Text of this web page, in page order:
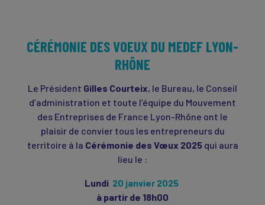
CÉRÉMONIE DES VOEUX DU MEDEF LYON-
RHÔNE
Le Président Gilles Courteix, le Bureau, le Conseil
d’administration et toute l’équipe du Mouvement
des Entreprises de France Lyon-Rhône ont le
plaisir de convier tous les entrepreneurs du
territoire à la Cérémonie des Vœux 2025qui aura
lieu le :
Lundi 20 janvier 2025
à partir de 18h00